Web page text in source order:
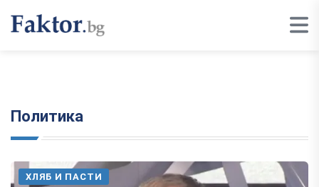
Политика
ХЛЯБ И ПАСТИ